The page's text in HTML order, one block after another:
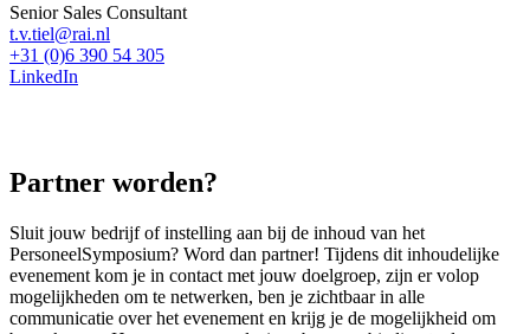
Senior Sales Consultant
t.v.tiel@rai.nl
+31 (0)6 390 54 305
LinkedIn
Partner worden?
Sluit jouw bedrijf of instelling aan bij de inhoud van het
PersoneelSymposium? Word dan partner! Tijdens dit inhoudelijke
evenement kom je in contact met jouw doelgroep, zijn er volop
mogelijkheden om te netwerken, ben je zichtbaar in alle
communicatie over het evenement en krijg je de mogelijkheid om